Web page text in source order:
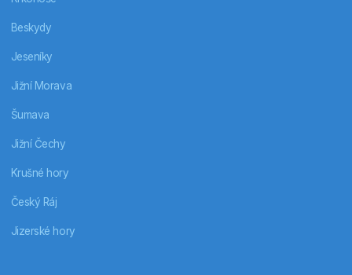
Beskydy
Jeseníky
Jižní Morava
Šumava
Jižní Čechy
Krušné hory
Český Ráj
Jizerské hory